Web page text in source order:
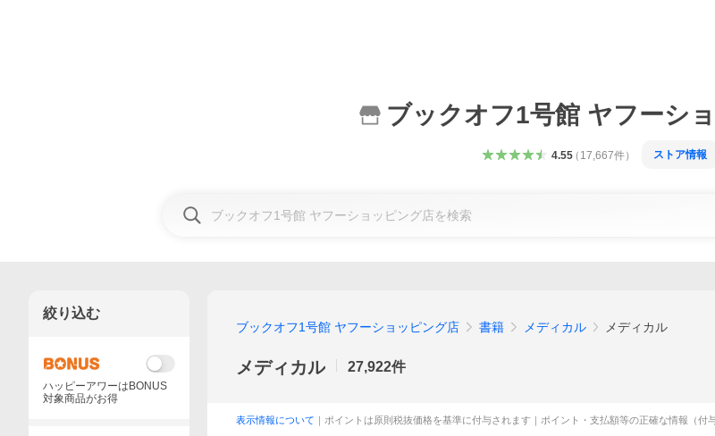
ブックオフ1号館 ヤフーシ
4.55（ 17,667件） ストア情報
ブックオフ1号館 ヤフーショッピング店 書籍 メディカル メディカル
メディカル 27,922件
表示情報について ｜ポイントは原則税抜価格を基準に付与されます｜ポイント・支払額等の正確な情報（
絞り込む
ハッピーアワーはBONUS
対象商品がお得